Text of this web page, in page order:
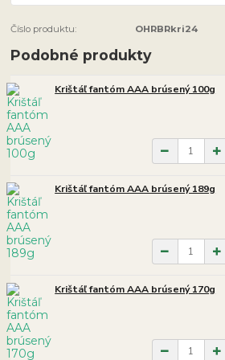
Číslo produktu: OHRBRkri24
Podobné produkty
Krištáľ fantóm AAA brúsený 100g
Krištáľ fantóm AAA brúsený 189g
Krištáľ fantóm AAA brúsený 170g